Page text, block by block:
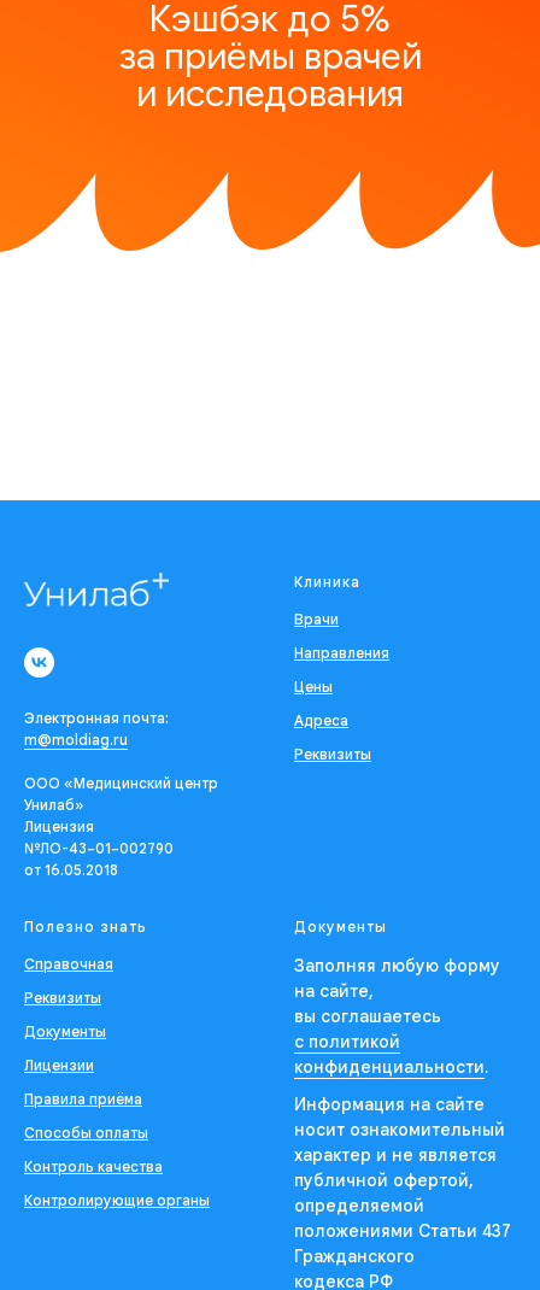
Кэшбэк до 5%
за приёмы врачей
и исследования
Электронная почта:
m@moldiag.ru
ООО «Медицинский центр
Унилаб»
Лицензия
№ЛО-43−01−002790
от 16.05.2018
Клиника
Врачи
Направления
Цены
Адреса
Реквизиты
Полезно знать
Справочная
Реквизиты
Документы
Лицензии
Правила приёма
Способы оплаты
Контроль качества
Контролирующие органы
Документы
Заполняя любую форму
на сайте,
вы соглашаетесь
с политикой
конфиденциальности.
Информация на сайте
носит ознакомительный
характер и не является
публичной офертой,
определяемой
положениями Статьи 437
Гражданского
кодекса РФ